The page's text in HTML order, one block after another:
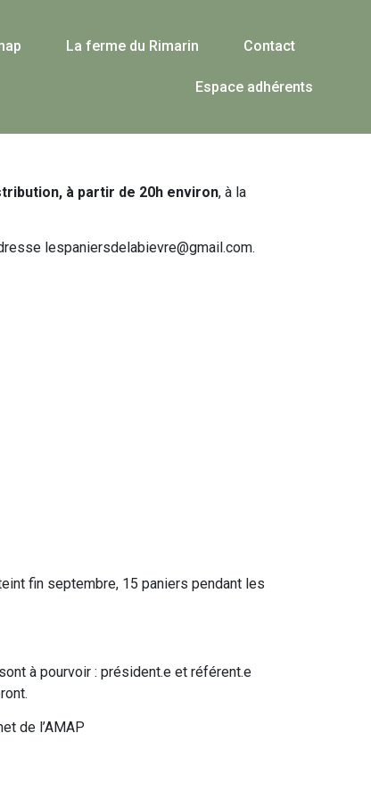
La ferme du Rimarin Contact
Espace adhérents
à partir de 20h environ, à la
lespaniersdelabievre@gmail.com.
fin septembre, 15 paniers pendant les
à pourvoir : président.e et référent.e
de l’AMAP